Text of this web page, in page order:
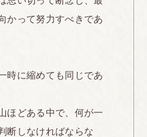
かって努力すべきであ
時に縮めても同じであ
ほどある中で、何が一
断しなければならな